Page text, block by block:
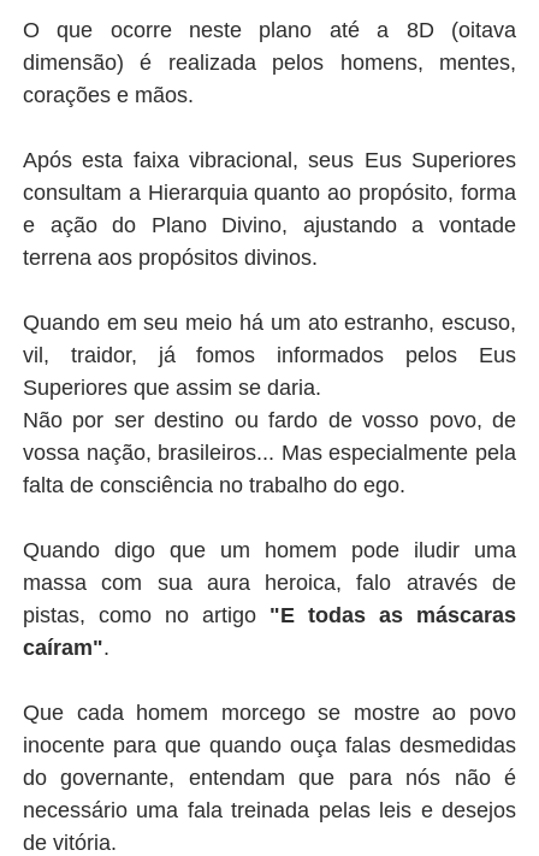
O que ocorre neste plano até a 8D (oitava
dimensão) é realizada pelos homens, mentes,
corações e mãos.
Após esta faixa vibracional, seus Eus Superiores
consultam a Hierarquia quanto ao propósito, forma
e ação do Plano Divino, ajustando a vontade
terrena aos propósitos divinos.
Quando em seu meio há um ato estranho, escuso,
vil, traidor, já fomos informados pelos Eus
Superiores que assim se daria.
Não por ser destino ou fardo de vosso povo, de
vossa nação, brasileiros... Mas especialmente pela
falta de consciência no trabalho do ego.
Quando digo que um homem pode iludir uma
massa com sua aura heroica, falo através de
pistas, como no artigo "E todas as máscaras
caíram".
Que cada homem morcego se mostre ao povo
inocente para que quando ouça falas desmedidas
do governante, entendam que para nós não é
necessário uma fala treinada pelas leis e desejos
de vitória.